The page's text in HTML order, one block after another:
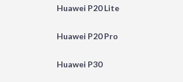
Huawei P20 Lite
Huawei P20 Pro
Huawei P30